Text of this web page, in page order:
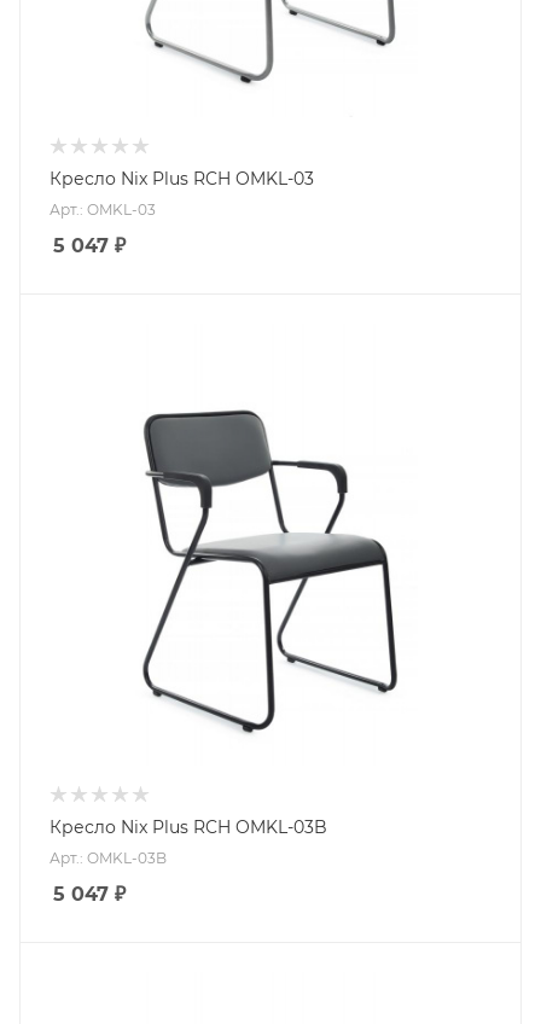
Кресло Nix Plus RCH OMKL-03
Арт.: OMKL-03
5 047 ₽
Кресло Nix Plus RCH OMKL-03B
Арт.: OMKL-03B
5 047 ₽